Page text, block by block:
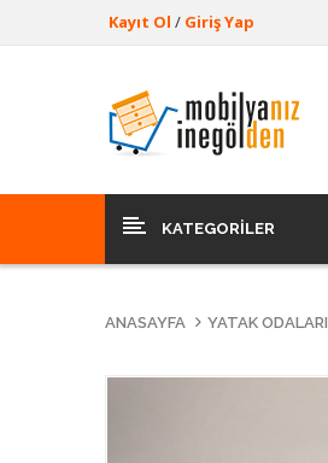
Kayıt Ol / Giriş Yap
KATEGORILER
ANASAYFA YATAK ODALARI